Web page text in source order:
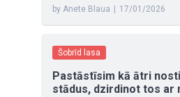
by Anete Blaua 17/01/2026
Šobrīd lasa
Pastāstīsim kā ātri
stādus, dzirdinot tos ar